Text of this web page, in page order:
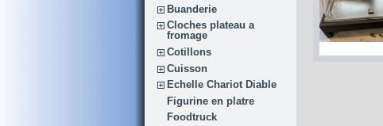
Buanderie
Cloches plateau a
fromage
Cotillons
Cuisson
Echelle Chariot Diable
Figurine en platre
Foodtruck